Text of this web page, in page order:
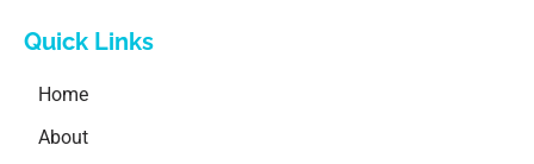
Quick Links
Home
About